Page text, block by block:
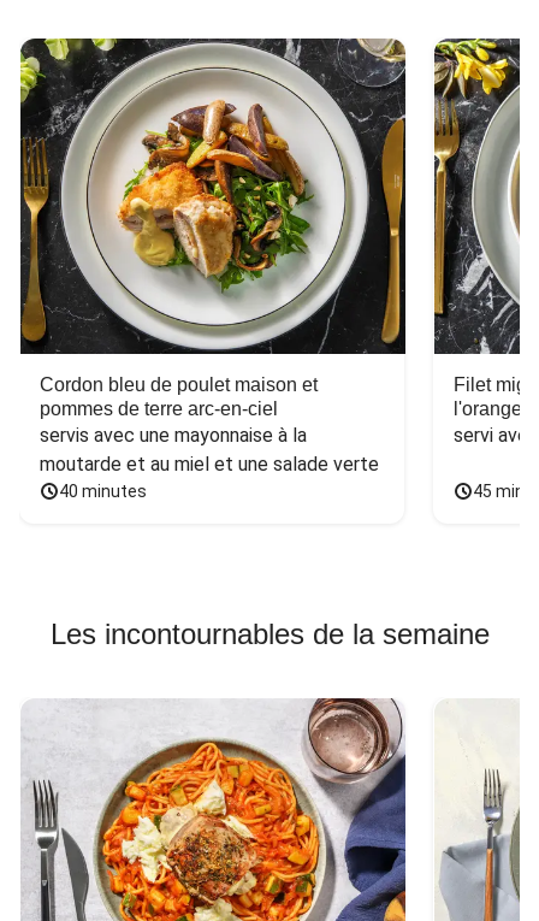
Cordon bleu de poulet maison et
pommes de terre arc-en-ciel
servis avec une mayonnaise à la
moutarde et au miel et une salade verte
40 minutes
Filet
l'orange
servi
45
Les incontournables de la semaine